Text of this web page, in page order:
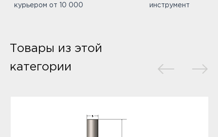
курьером от 10 000
инструмент
Товары из этой
категории